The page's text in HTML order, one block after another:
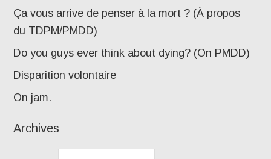
Ça vous arrive de penser à la mort ? (À propos
du TDPM/PMDD)
Do you guys ever think about dying? (On PMDD)
Disparition volontaire
On jam.
Archives